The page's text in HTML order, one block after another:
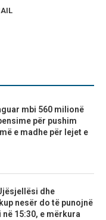
mbi 560 milionë
për pushim
e madhe për lejet e
dhe
nesër do të punojnë
15:30, e mërkura